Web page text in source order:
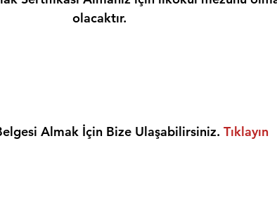
olacaktır.
Almak İçin Bize Ulaşabilirsiniz. Tıklayın